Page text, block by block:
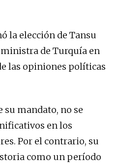
la elección de Tansu
de Turquía en
las opiniones políticas
su mandato, no se
en los
Por el contrario, su
como un período